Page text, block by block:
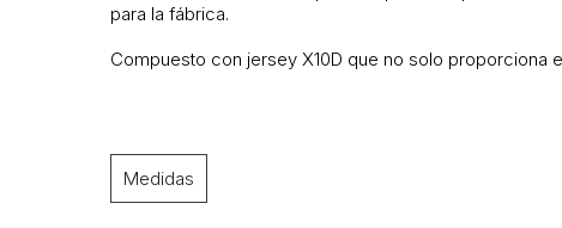
para la fábrica.
Compuesto con jersey X10D que no solo proporciona
Medidas